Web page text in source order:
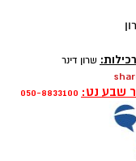
שרון דינר
שבע נט: 050-8833100